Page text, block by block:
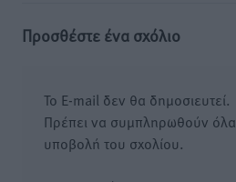
Προσθέστε ένα σχόλιο
Το E-mail δεν θα δημοσιευτεί.
Πρέπει να συμπληρωθούν όλα
υποβολή του σχολίου.